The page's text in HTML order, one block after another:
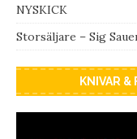
NYSKICK
Storsäljare – Sig
KNIVAR &